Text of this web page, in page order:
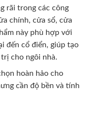
rãi trong các công
chính, cửa sổ, cửa
này phù hợp với
đến cổ điển, giúp tạo
cho ngôi nhà.
hoàn hảo cho
cần độ bền và tính